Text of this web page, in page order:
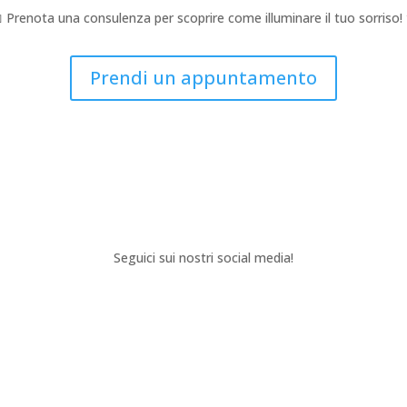
Prenota una consulenza per scoprire come illuminare il tuo sorriso!
Prendi un appuntamento
Seguici sui nostri social media!